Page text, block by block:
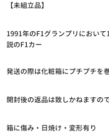
【未組立品】
1991年のF1グランプリにおい
説のF1カー
発送の際は化粧箱にプチプチを
開封後の返品は致しかねますの
箱に傷み・日焼け・変形有り